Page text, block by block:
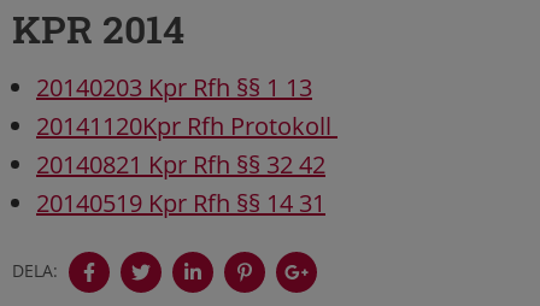
KPR 2014
20140203 Kpr Rfh §§ 1 13
20141120Kpr Rfh Protokoll
20140821 Kpr Rfh §§ 32 42
20140519 Kpr Rfh §§ 14 31
DELA: